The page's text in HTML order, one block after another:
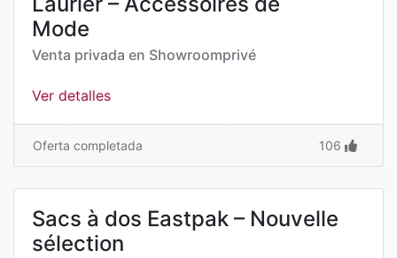
Mode
Venta privada en Showroomprivé
Ver detalles
Oferta completada 106
Sacs à dos Eastpak – Nouvelle
sélection